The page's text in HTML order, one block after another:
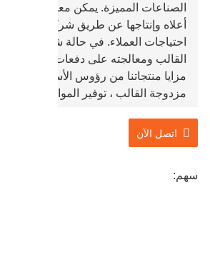
الصناعات المميزة. يمكن معالجة جميع
احتياجات العملاء. في حالة شرائك كمية
القالب ومعالجته على دفعات.
مزايا منتجاتنا من رؤوس الأسطوانات:
مزدوجة القالب ، توفير المواد وأداء
اتصل الآن
سهم: